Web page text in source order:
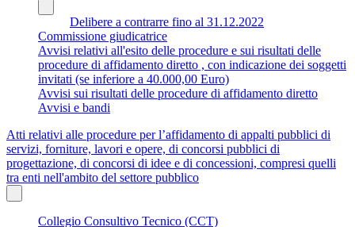
Delibere a contrarre fino al 31.12.2022
Commissione giudicatrice
Avvisi relativi all'esito delle procedure e sui risultati delle
procedure di affidamento diretto , con indicazione dei soggetti
invitati (se inferiore a 40.000,00 Euro)
Avvisi sui risultati delle procedure di affidamento diretto
Avvisi e bandi
Atti relativi alle procedure per l’affidamento di appalti pubblici di
servizi, forniture, lavori e opere, di concorsi pubblici di
progettazione, di concorsi di idee e di concessioni, compresi quelli
tra enti nell'ambito del settore pubblico
Collegio Consultivo Tecnico (CCT)